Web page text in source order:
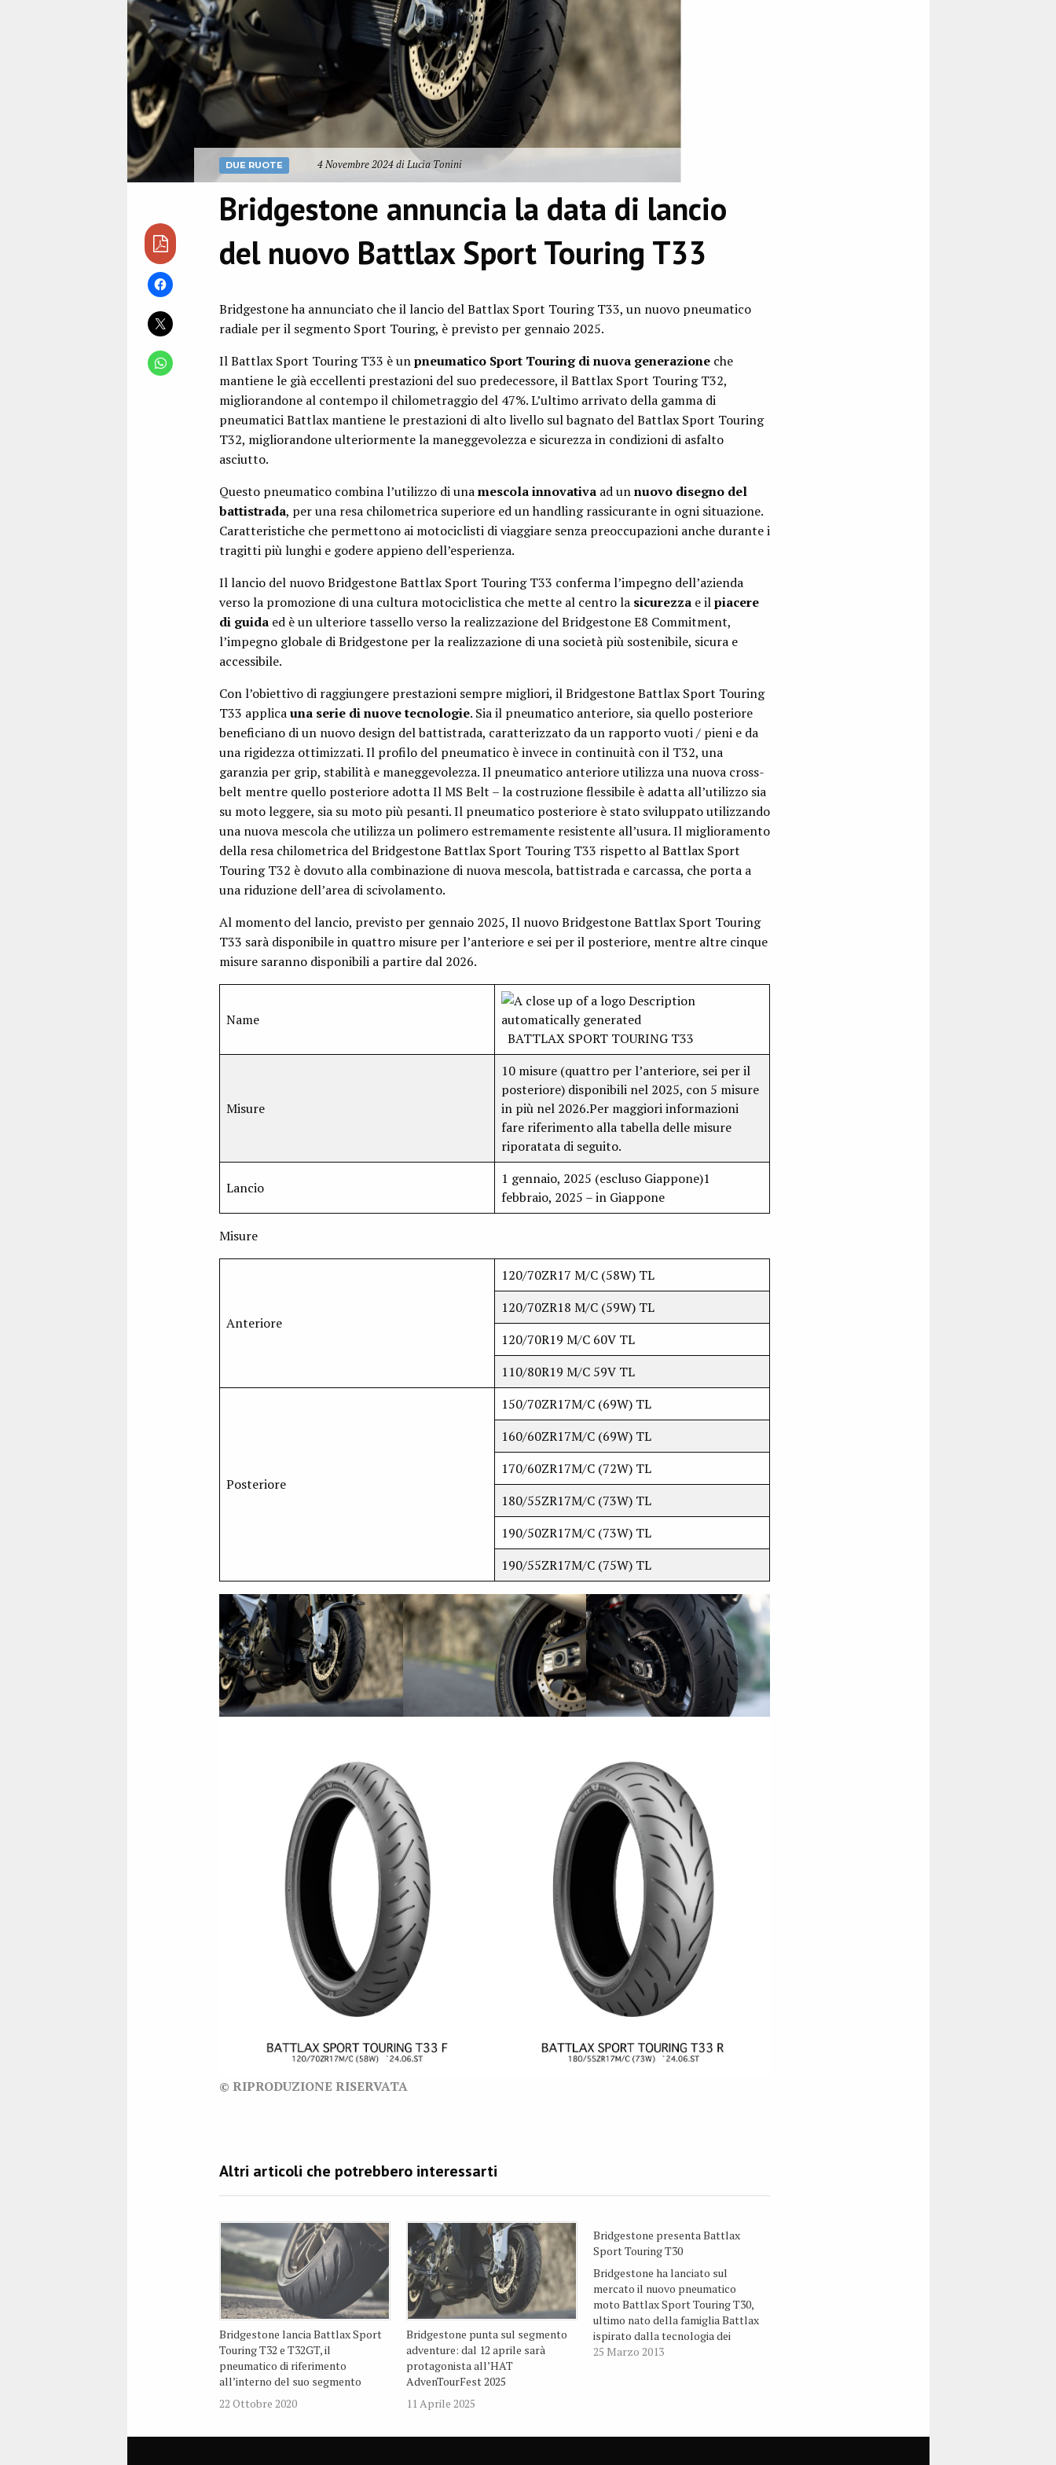
DUE RUOTE 4 Novembre 2024 di Lucia Tonini
Bridgestone annuncia la data di lancio
del nuovo Battlax Sport Touring T33
Bridgestone ha annunciato che il lancio del Battlax Sport Touring T33, un nuovo pneumatico
radiale per il segmento Sport Touring, è previsto per gennaio 2025.
Il Battlax Sport Touring T33 è unpneumatico Sport Touring di nuova generazioneche
mantiene le già eccellenti prestazioni del suo predecessore, il Battlax Sport Touring T32,
migliorandone al contempo il chilometraggio del 47%. L’ultimo arrivato della gamma di
pneumatici Battlax mantiene le prestazioni di alto livello sul bagnato del Battlax Sport Touring
T32, migliorandone ulteriormente la maneggevolezza e sicurezza in condizioni di asfalto
asciutto.
Questo pneumatico combina l’utilizzo di unamescola innovativaad unnuovo disegno del
battistrada, per una resa chilometrica superiore ed un handling rassicurante in ogni situazione.
Caratteristiche che permettono ai motociclisti di viaggiare senza preoccupazioni anche durante i
tragitti più lunghi e godere appieno dell’esperienza.
Il lancio del nuovo Bridgestone Battlax Sport Touring T33 conferma l’impegno dell’azienda
verso la promozione di una cultura motociclistica che mette al centro la sicurezzae ilpiacere
di guidaed è un ulteriore tassello verso la realizzazione del Bridgestone E8 Commitment,
l’impegno globale di Bridgestone per la realizzazione di una società più sostenibile, sicura e
accessibile.
Con l’obiettivo di raggiungere prestazioni sempre migliori, il Bridgestone Battlax Sport Touring
T33 applicauna serie di nuove tecnologie. Sia il pneumatico anteriore, sia quello posteriore
beneficiano di un nuovo design del battistrada, caratterizzato da un rapporto vuoti / pieni e da
una rigidezza ottimizzati. Il profilo del pneumatico è invece in continuità con il T32, una
garanzia per grip, stabilità e maneggevolezza. Il pneumatico anteriore utilizza una nuova cross-
belt mentre quello posteriore adotta Il MS Belt – la costruzione flessibile è adatta all’utilizzo sia
su moto leggere, sia su moto più pesanti. Il pneumatico posteriore è stato sviluppato utilizzando
una nuova mescola che utilizza un polimero estremamente resistente all’usura. Il miglioramento
della resa chilometrica del Bridgestone Battlax Sport Touring T33 rispetto al Battlax Sport
Touring T32 è dovuto alla combinazione di nuova mescola, battistrada e carcassa, che porta a
una riduzione dell’area di scivolamento.
Al momento del lancio, previsto per gennaio 2025, Il nuovo Bridgestone Battlax Sport Touring
T33 sarà disponibile in quattro misure per l’anteriore e sei per il posteriore, mentre altre cinque
misure saranno disponibili a partire dal 2026.
Name
BATTLAX SPORT TOURING T33
Misure
10 misure (quattro per l’anteriore, sei per il
posteriore) disponibili nel 2025, con 5 misure
in più nel 2026.Per maggiori informazioni
fare riferimento alla tabella delle misure
riporatata di seguito.
Lancio
1 gennaio, 2025 (escluso Giappone)1
febbraio, 2025 – in Giappone
Misure
Anteriore
120/70ZR17 M/C (58W) TL
120/70ZR18 M/C (59W) TL
120/70R19 M/C 60V TL
110/80R19 M/C 59V TL
Posteriore
150/70ZR17M/C (69W) TL
160/60ZR17M/C (69W) TL
170/60ZR17M/C (72W) TL
180/55ZR17M/C (73W) TL
190/50ZR17M/C (73W) TL
190/55ZR17M/C (75W) TL
© RIPRODUZIONE RISERVATA
Bridgestone lancia Battlax Sport
Touring T32 e T32GT, il
pneumatico di riferimento
all’interno del suo segmento
22 Ottobre 2020
Bridgestone punta sul segmento
adventure: dal 12 aprile sarà
protagonista all’HAT
AdvenTourFest 2025
11 Aprile 2025
Bridgestone presenta Battlax
Sport Touring T30
Bridgestone ha lanciato sul
mercato il nuovo pneumatico
moto Battlax Sport Touring T30,
ultimo nato della famiglia Battlax
ispirato dalla tecnologia dei
pneumatici per MotoGP. Il
25 Marzo 2013